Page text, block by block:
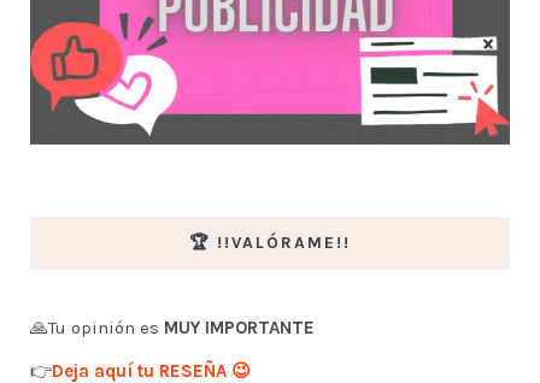
🏆 !!VALÓRAME!!
🙏Tu opinión es MUY IMPORTANTE
👉Deja aquí tu RESEÑA 😉